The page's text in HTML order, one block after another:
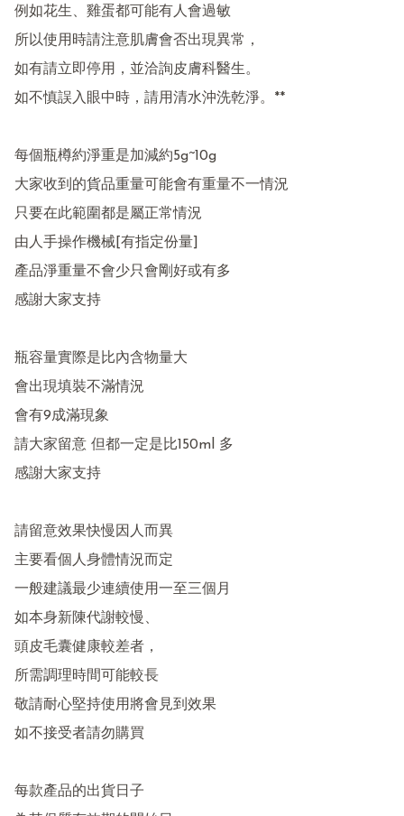
例如花生、雞蛋都可能有人會過敏
所以使用時請注意肌膚會否出現異常，
如有請立即停用，並洽詢皮膚科醫生。
如不慎誤入眼中時，請用清水沖洗乾淨。**
每個瓶樽約淨重是加減約5g~10g
大家收到的貨品重量可能會有重量不一情況
只要在此範圍都是屬正常情況
由人手操作機械[有指定份量]
產品淨重量不會少只會剛好或有多
感謝大家支持
瓶容量實際是比內含物量大
會出現填裝不滿情況
會有9成滿現象
請大家留意 但都一定是比150ml 多
感謝大家支持
請留意效果快慢因人而異
主要看個人身體情況而定
一般建議最少連續使用一至三個月
如本身新陳代謝較慢、
頭皮毛囊健康較差者，
所需調理時間可能較長
敬請耐心堅持使用將會見到效果
如不接受者請勿購買
每款產品的出貨日子